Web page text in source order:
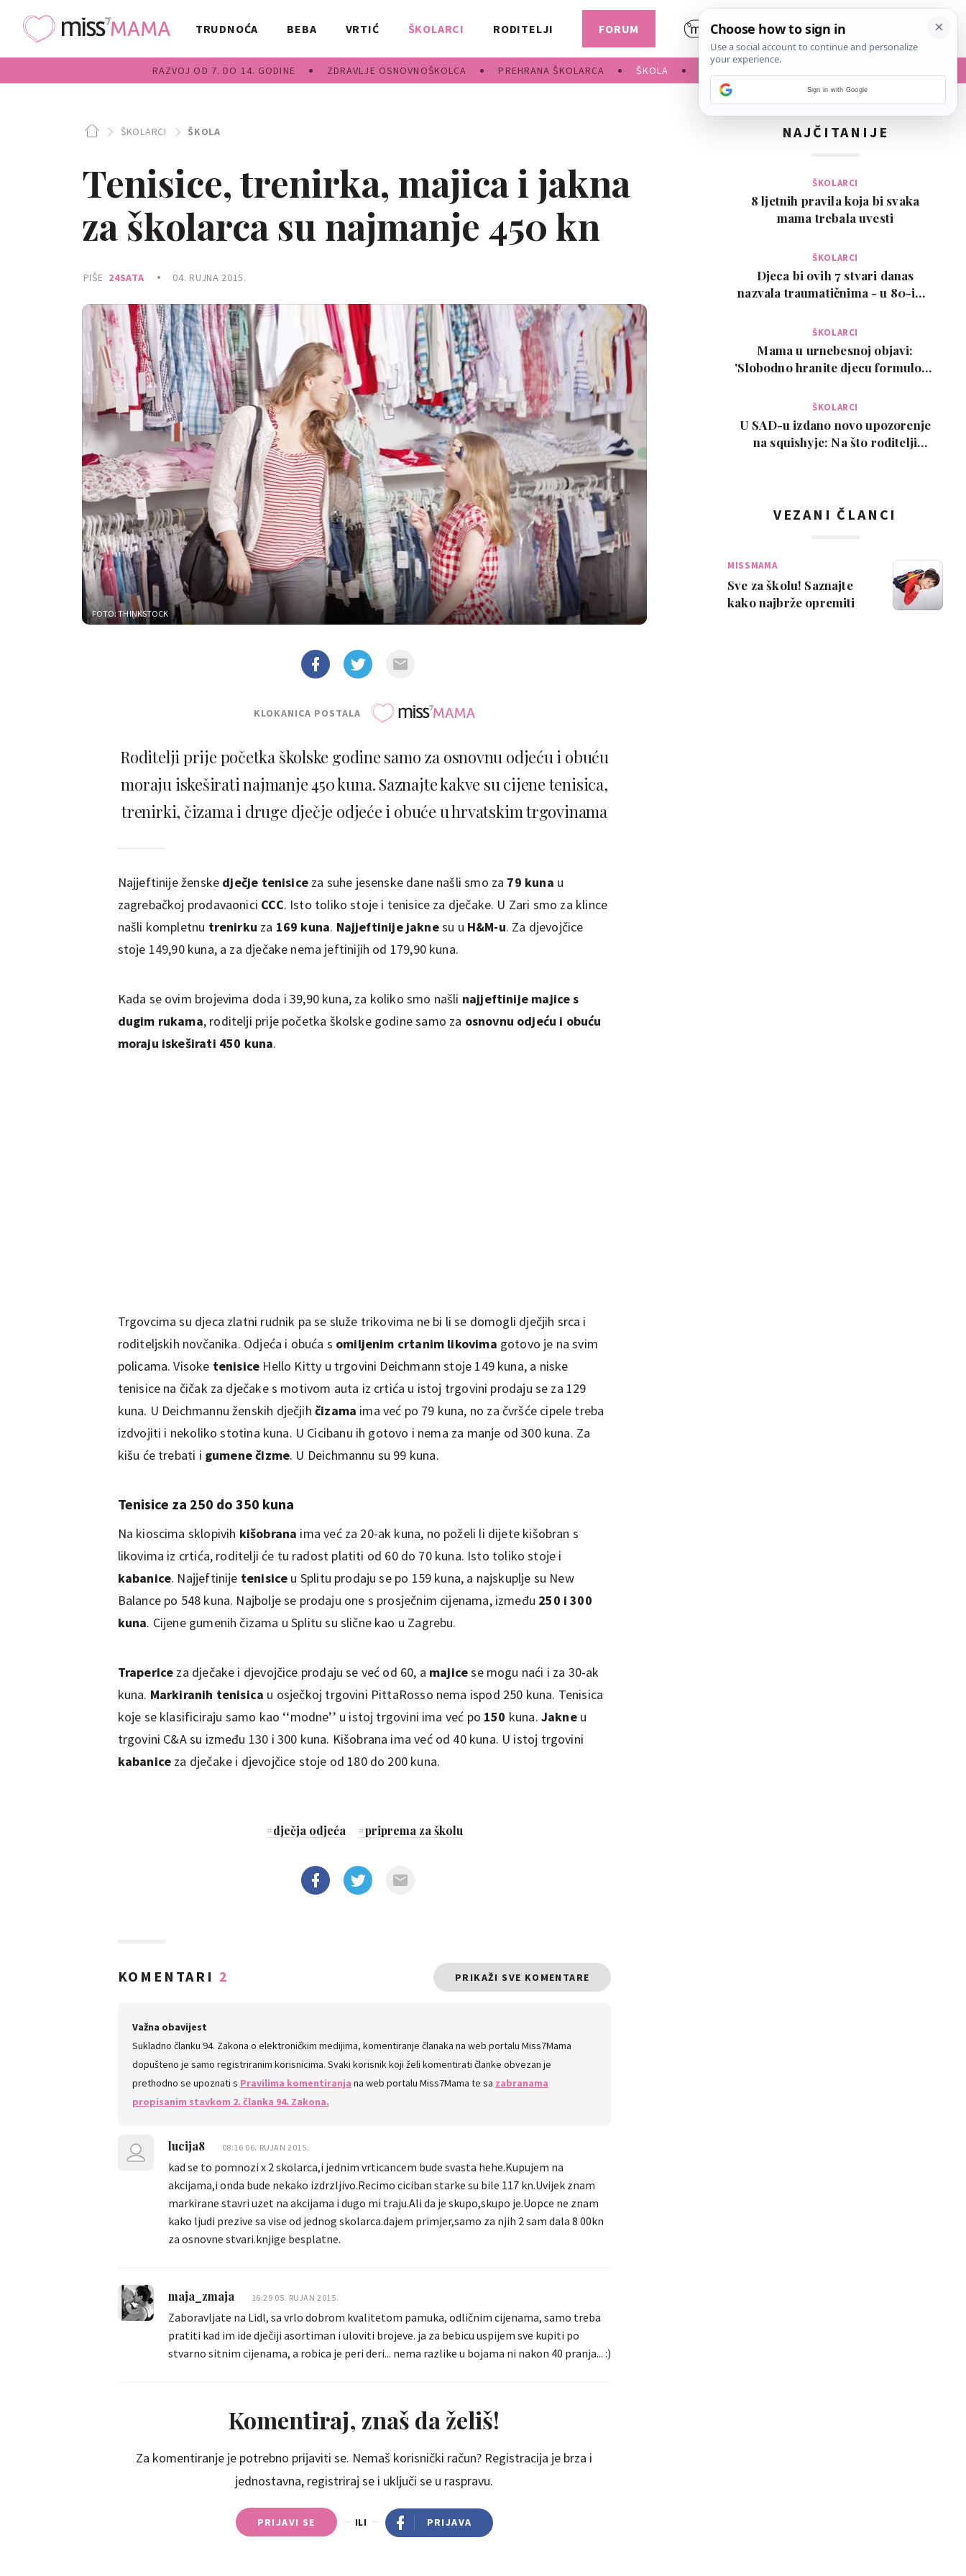
TRUDNOĆA BEBA VRTIĆ ŠKOLARCI
RAZVOJ OD 7. DO 14. GODINE ZDRAVLJE OSNOVNOŠKOLCA PREHRANA ŠKOLARCA ŠKOLA
RODITELJI FORUM
ŠKOLARCI ŠKOLA
Tenisice, trenirka, majica i jakna
za školarca su najmanje 450 kn
PIŠE 24SATA 04. RUJNA 2015.
FOTO: THINKSTOCK
KLOKANICA POSTALA
Roditelji prije početka školske godine samo za osnovnu odjeću i obuću
moraju iskeširati najmanje 450 kuna. Saznajte kakve su cijene tenisica,
trenirki, čizama i druge dječje odjeće i obuće u hrvatskim trgovinama
Najjeftinije ženske dječje tenisiceza suhe jesenske dane našli smo za 79 kuna u
zagrebačkoj prodavaonici CCC. Isto toliko stoje i tenisice za dječake. U Zari smo za klince
našli kompletnu trenirku za 169 kuna. Najjeftinije jaknesu u H&M-u. Za djevojčice
stoje 149,90 kuna, a za dječake nema jeftinijih od 179,90 kuna.
Kada se ovim brojevima doda i 39,90 kuna, za koliko smo našli najjeftinije majice s
dugim rukama, roditelji prije početka školske godine samo za osnovnu odjeću i obuću
moraju iskeširati 450 kuna.
Trgovcima su djeca zlatni rudnik pa se služe trikovima ne bi li se domogli dječjih srca i
roditeljskih novčanika. Odjeća i obuća s omiljenim crtanim likovima gotovo je na svim
policama. Visoke tenisice Hello Kitty u trgovini Deichmann stoje 149 kuna, a niske
tenisice na čičak za dječake s motivom auta iz crtića u istoj trgovini prodaju se za 129
kuna. U Deichmannu ženskih dječjih čizama ima već po 79 kuna, no za čvršće cipele treba
izdvojiti i nekoliko stotina kuna. U Cicibanu ih gotovo i nema za manje od 300 kuna. Za
kišu će trebati i gumene čizme. U Deichmannu su 99 kuna.
Tenisice za 250 do 350 kuna
Na kioscima sklopivih kišobrana ima već za 20-ak kuna, no poželi li dijete kišobran s
likovima iz crtića, roditelji će tu radost platiti od 60 do 70 kuna. Isto toliko stoje i
kabanice. Najjeftinije tenisice u Splitu prodaju se po 159 kuna, a najskuplje su New
Balance po 548 kuna. Najbolje se prodaju one s prosječnim cijenama, između 250 i 300
kuna. Cijene gumenih čizama u Splitu su slične kao u Zagrebu.
Traperice za dječake i djevojčice prodaju se već od 60, a majicese mogu naći i za 30-ak
kuna. Markiranih tenisica u osječkoj trgovini PittaRosso nema ispod 250 kuna. Tenisica
koje se klasificiraju samo kao ‘‘modne’’ u istoj trgovini ima već po 150 kuna. Jakne u
trgovini C&A su između 130 i 300 kuna. Kišobrana ima već od 40 kuna. U istoj trgovini
kabanice za dječake i djevojčice stoje od 180 do 200 kuna.
#dječja odjeća #priprema za školu
KOMENTARI 2 PRIKAŽI SVE KOMENTARE
Važna obavijest
Sukladno članku 94. Zakona o elektroničkim medijima, komentiranje članaka na web portalu Miss7Mama
dopušteno je samo registriranim korisnicima. Svaki korisnik koji želi komentirati članke obvezan je
prethodno se upoznati s Pravilima komentiranja na web portalu Miss7Mama te sa zabranama
propisanim stavkom 2. članka 94. Zakona.
lucija8 08:16 06. RUJAN 2015.
kad se to pomnozi x 2 skolarca,i jednim vrticancem bude svasta hehe.Kupujem na
akcijama,i onda bude nekako izdrzljivo.Recimo ciciban starke su bile 117 kn.Uvijek znam
markirane stavri uzet na akcijama i dugo mi traju.Ali da je skupo,skupo je.Uopce ne znam
kako ljudi prezive sa vise od jednog skolarca.dajem primjer,samo za njih 2 sam dala 8 00kn
za osnovne stvari.knjige besplatne.
maja_zmaja 16:29 05. RUJAN 2015.
Zaboravljate na Lidl, sa vrlo dobrom kvalitetom pamuka, odličnim cijenama, samo treba
pratiti kad im ide dječiji asortiman i uloviti brojeve. ja za bebicu uspijem sve kupiti po
stvarno sitnim cijenama, a robica je peri deri... nema razlike u bojama ni nakon 40 pranja... :)
Komentiraj, znaš da želiš!
Za komentiranje je potrebno prijaviti se. Nemaš korisnički račun? Registracija je brza i
jednostavna, registriraj se i uključi se u raspravu.
PRIJAVI SE ILI PRIJAVA
NAJČITANIJE
ŠKOLARCI
8 ljetnih pravila koja bi svaka
mama trebala uvesti
ŠKOLARCI
Djeca bi ovih 7 stvari danas
nazvala traumatičnima - u 80-ima
ŠKOLARCI
Mama u urnebesnoj objavi:
'Slobodno hranite djecu formulom.
ŠKOLARCI
U SAD-u izdano novo upozorenje
na squishyje: Na što roditelji
VEZANI ČLANCI
MISSMAMA
Sve za školu! Saznajte
kako najbrže opremiti
Sign in with Google